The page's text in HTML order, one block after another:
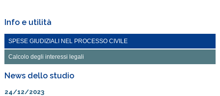
Info e utilità
SPESE GIUDIZIALI NEL PROCESSO CIVILE
Calcolo degli interessi legali
News dello studio
24/12/2023